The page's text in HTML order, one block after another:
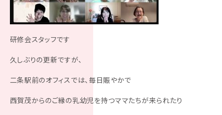
研修会スタッフです
久しぶりの更新ですが、
二条駅前のオフィスでは、毎日賑やかで
西賀茂からのご縁の乳幼児を持つママたちが来られたり